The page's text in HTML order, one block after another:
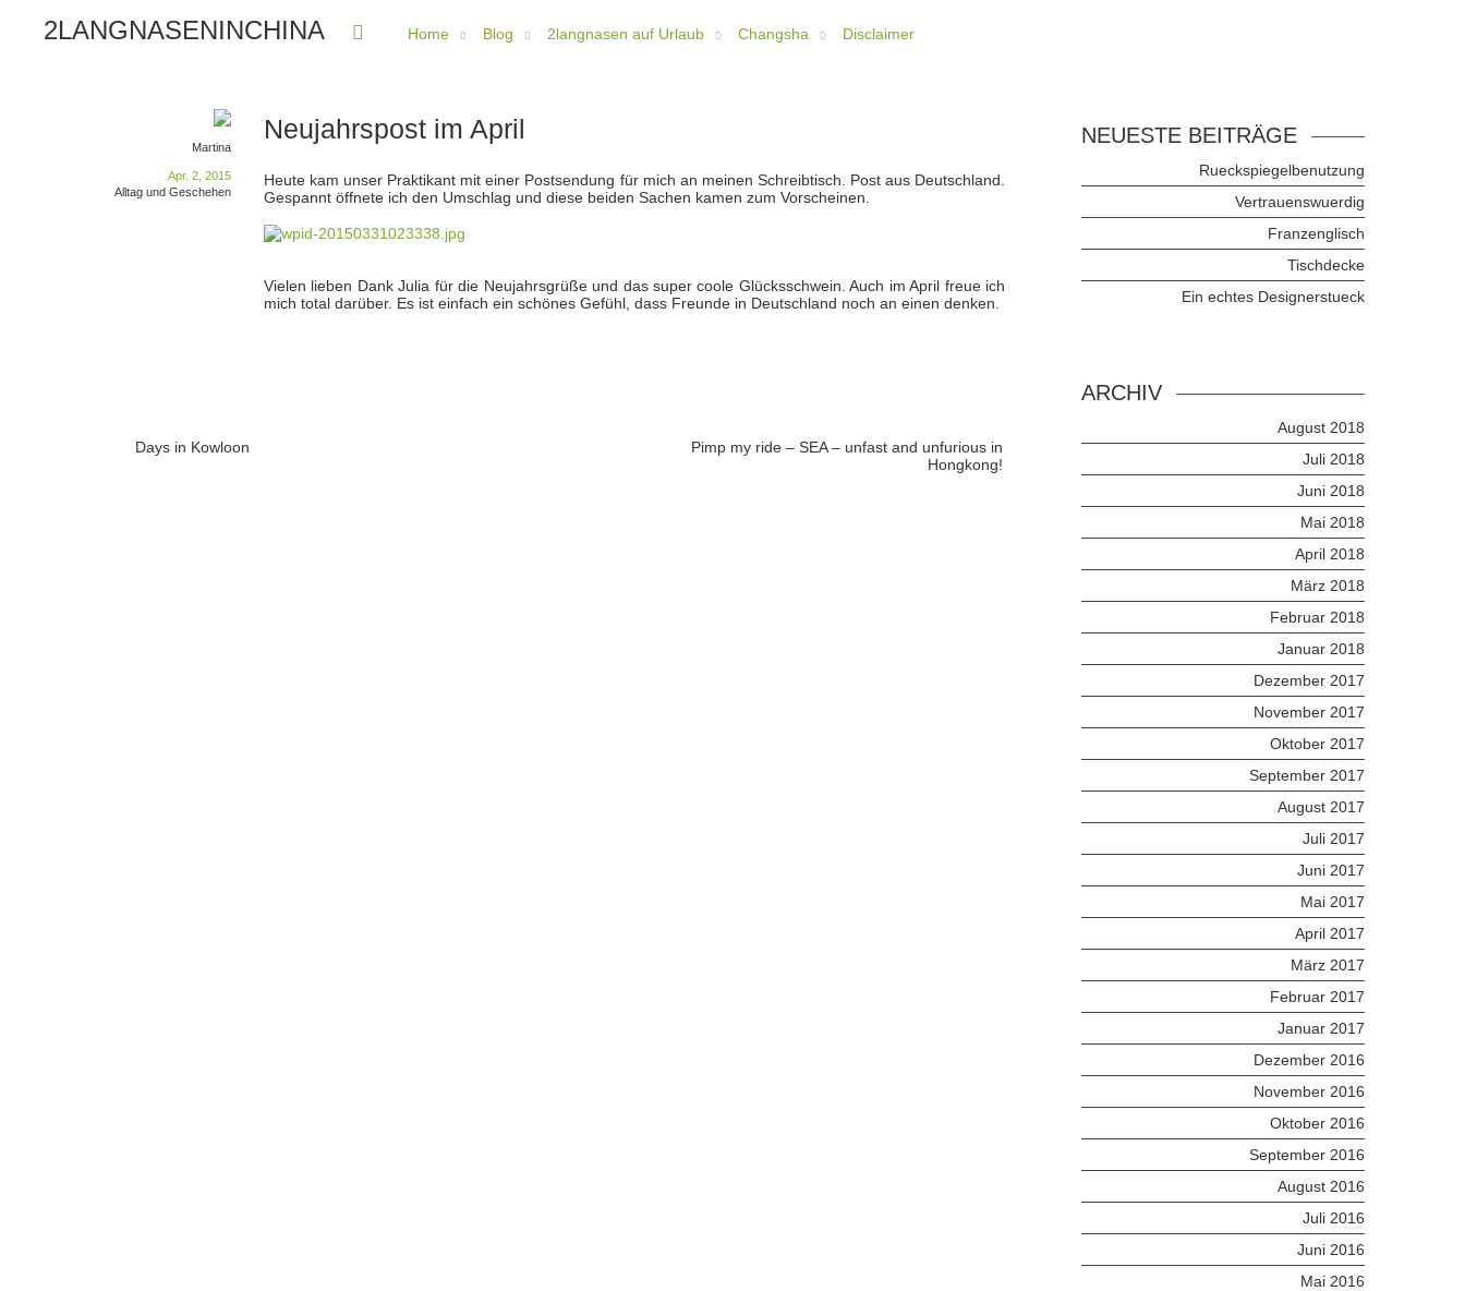
2LANGNASENINCHINA Home Blog 2langnasen auf Urlaub Changsha Disclaimer
Neujahrspost im April
Martina
Apr. 2, 2015
Alltag und Geschehen
Heute kam unser Praktikant mit einer Postsendung für mich an meinen Schreibtisch. Post aus Deutschland.
Gespannt öffnete ich den Umschlag und diese beiden Sachen kamen zum Vorscheinen.
Vielen lieben Dank Julia für die Neujahrsgrüße und das super coole Glücksschwein. Auch im April freue ich
mich total darüber. Es ist einfach ein schönes Gefühl, dass Freunde in Deutschland noch an einen denken.
Days in Kowloon
Pimp my ride – SEA – unfast and unfurious in
Hongkong!
NEUESTE BEITRÄGE
Rueckspiegelbenutzung
Vertrauenswuerdig
Franzenglisch
Tischdecke
Ein echtes Designerstueck
ARCHIV
August 2018
Juli 2018
Juni 2018
Mai 2018
April 2018
März 2018
Februar 2018
Januar 2018
Dezember 2017
November 2017
Oktober 2017
September 2017
August 2017
Juli 2017
Juni 2017
Mai 2017
April 2017
März 2017
Februar 2017
Januar 2017
Dezember 2016
November 2016
Oktober 2016
September 2016
August 2016
Juli 2016
Juni 2016
Mai 2016